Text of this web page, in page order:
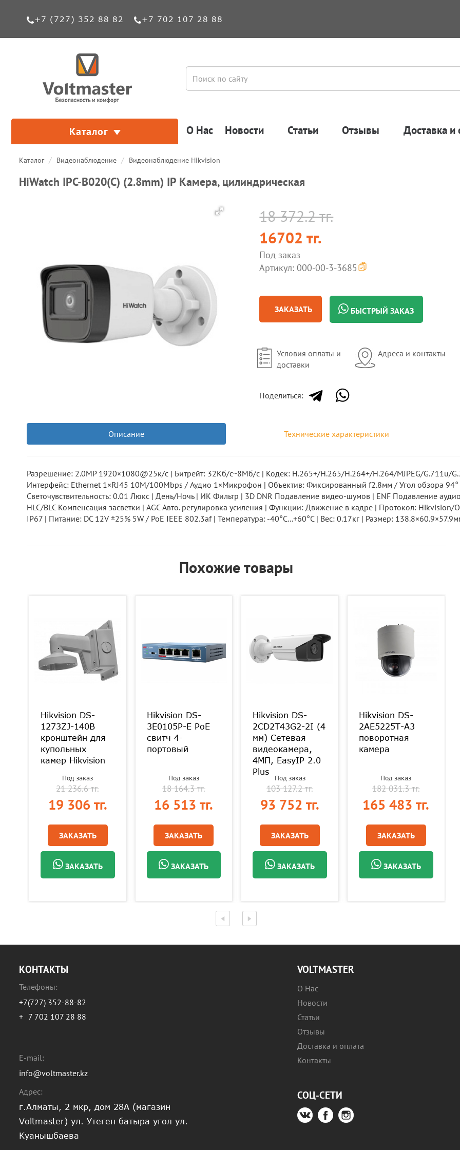
+7 (727) 352 88 82 +7 702 107 28 88
Каталог О Нас Новости Статьи Отзывы Доставка и
Каталог Видеонаблюдение Видеонаблюдение Hikvision
HiWatch IPC-B020(C) (2.8mm) IP Камера, цилиндрическая
18 372.2 тг.
16702 тг.
Под заказ
Артикул: 000-00-3-3685
ЗАКАЗАТЬ БЫСТРЫЙ ЗАКАЗ
Условия оплаты и
доставки
Адреса и контакты
Поделиться:
Описание Технические характеристики
Разрешение: 2.0МР 1920×1080@25к/с | Битрейт: 32Кб/с~8Мб/с | Кодек: H.265+/H.265/H.264+/H.264/MJPEG/G.711u/
Интерфейс: Ethernet 1×RJ45 10M/100Mbps / Аудио 1×Микрофон | Объектив: Фиксированный f2.8мм / Угол обзора
Светочувствительность: 0.01 Люкс | День/Ночь | ИК Фильтр | 3D DNR Подавление видео-шумов | ENF Подавление
HLC/BLC Компенсация засветки | AGC Авто. регулировка усиления | Функции: Движение в кадре | Протокол:
IP67 | Питание: DC 12V ±25% 5W / PoE IEEE 802.3af | Температура: -40°C...+60°C | Вес: 0.17кг | Размер:
Похожие товары
Hikvision DS-
1273ZJ-140B
кронштейн для
купольных
камер Hikvision
Под заказ
21 236.6 тг.
19 306 тг.
ЗАКАЗАТЬ
ЗАКАЗАТЬ
Hikvision DS-
3E0105P-E PoE
свитч 4-
портовый
Под заказ
18 164.3 тг.
16 513 тг.
ЗАКАЗАТЬ
ЗАКАЗАТЬ
Hikvision DS-
2CD2T43G2-2I (4
мм) Сетевая
видеокамера,
4МП, EasyIP 2.0
Plus
Под заказ
103 127.2 тг.
93 752 тг.
ЗАКАЗАТЬ
ЗАКАЗАТЬ
Hikvision DS-
2AE5225T-A3
поворотная
камера
Под заказ
182 031.3 тг.
165 483 тг.
ЗАКАЗАТЬ
ЗАКАЗАТЬ
КОНТАКТЫ
Телефоны:
+7(727) 352-88-82
+ 7 702 107 28 88
E-mail:
info@voltmaster.kz
Адрес:
г.Алматы, 2 мкр, дом 28А (магазин
Voltmaster) ул. Утеген батыра угол ул.
Куанышбаева
VOLTMASTER
О Нас
Новости
Статьи
Отзывы
Доставка и оплата
Контакты
СОЦ-СЕТИ